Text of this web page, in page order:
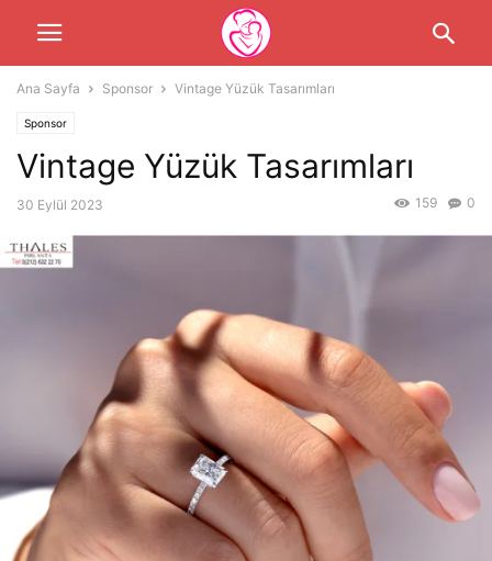
Ana Sayfa Sponsor Vintage Yüzük Tasarımları
Sponsor
Vintage Yüzük Tasarımları
30 Eylül 2023 0
159